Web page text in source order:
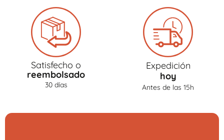
Satisfecho o
reembolsado
30 días
Expedición
hoy
Antes de las 15h